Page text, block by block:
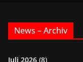
News – Archiv
Juli 2026 (8)